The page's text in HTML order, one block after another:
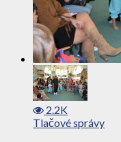
2.2K
Tlačové správy